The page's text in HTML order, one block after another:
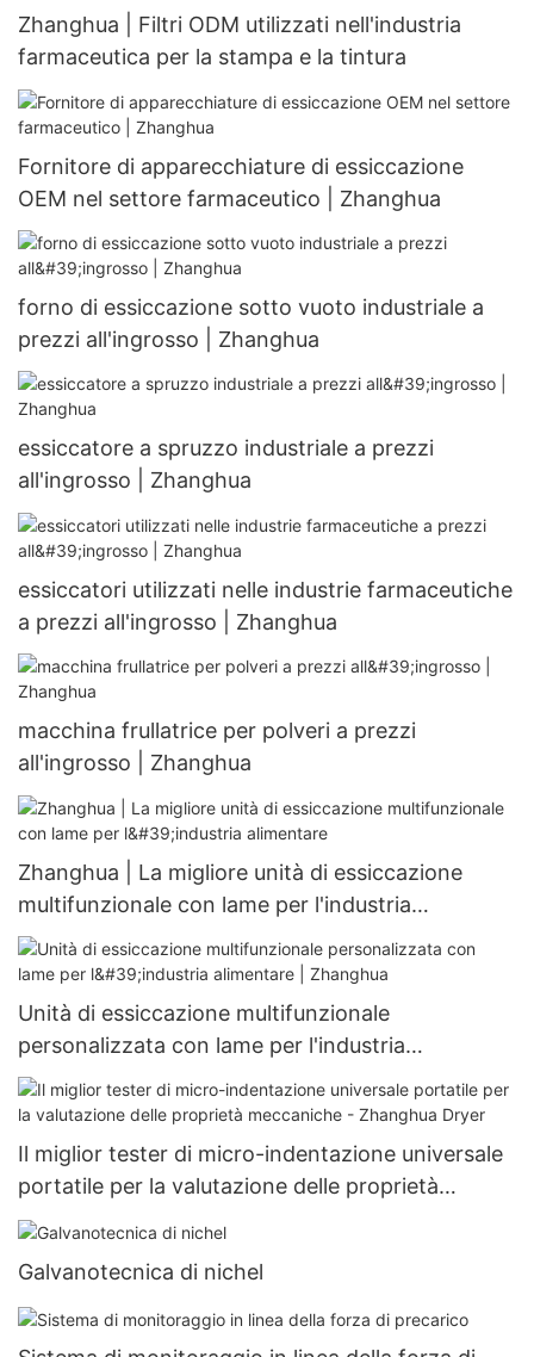
Zhanghua | Filtri ODM utilizzati nell'industria
farmaceutica per la stampa e la tintura
Fornitore di apparecchiature di essiccazione
OEM nel settore farmaceutico | Zhanghua
forno di essiccazione sotto vuoto industriale a
prezzi all'ingrosso | Zhanghua
essiccatore a spruzzo industriale a prezzi
all'ingrosso | Zhanghua
essiccatori utilizzati nelle industrie farmaceutiche
a prezzi all'ingrosso | Zhanghua
macchina frullatrice per polveri a prezzi
all'ingrosso | Zhanghua
Zhanghua | La migliore unità di essiccazione
multifunzionale con lame per l'industria
alimentare
Unità di essiccazione multifunzionale
personalizzata con lame per l'industria
alimentare | Zhanghua
Il miglior tester di micro-indentazione universale
portatile per la valutazione delle proprietà
meccaniche - Zhanghua Dryer
Galvanotecnica di nichel